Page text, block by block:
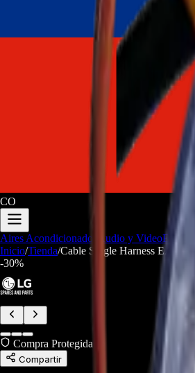
CO
Aires Acondicionados Audio y Video
Inicio/Tienda/Cable Single Harness
-30%
Compra Protegida
Compartir